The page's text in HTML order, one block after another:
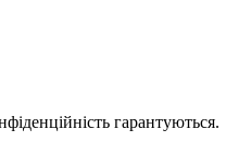
гарантуються.